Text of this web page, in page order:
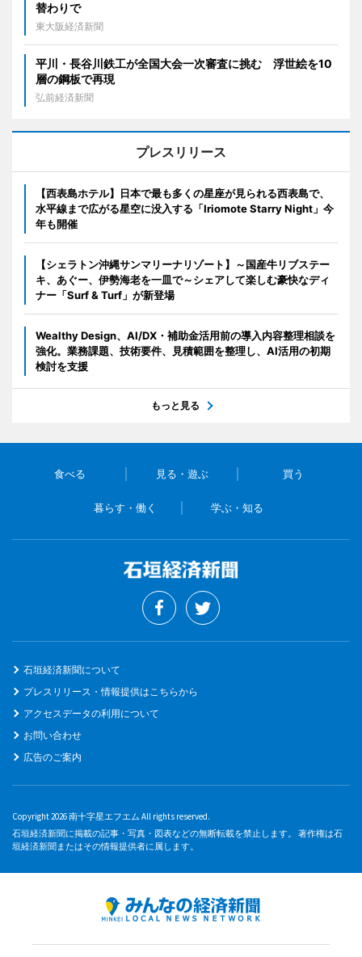
替わりで
東大阪経済新聞
平川・長谷川鉄工が全国大会一次審査に挑む 浮世絵を10
層の鋼板で再現
弘前経済新聞
プレスリリース
【西表島ホテル】日本で最も多くの星座が見られる西表島で、
水平線まで広がる星空に没入する「Iriomote Starry Night」今
年も開催
【シェラトン沖縄サンマリーナリゾート】～国産牛リブステー
キ、あぐー、伊勢海老を一皿で～シェアして楽しむ豪快なディ
ナー「Surf & Turf」が新登場
Wealthy Design、AI/DX・補助金活用前の導入内容整理相談を
強化。業務課題、技術要件、見積範囲を整理し、AI活用の初期
検討を支援
もっと見る
食べる 見る・遊ぶ 買う
暮らす・働く 学ぶ・知る
石垣経済新聞について
プレスリリース・情報提供はこちらから
アクセスデータの利用について
お問い合わせ
広告のご案内
Copyright 2026 南十字星エフエム All rights reserved.
石垣経済新聞に掲載の記事・写真・図表などの無断転載を禁止します。 著作権は石
垣経済新聞またはその情報提供者に属します。